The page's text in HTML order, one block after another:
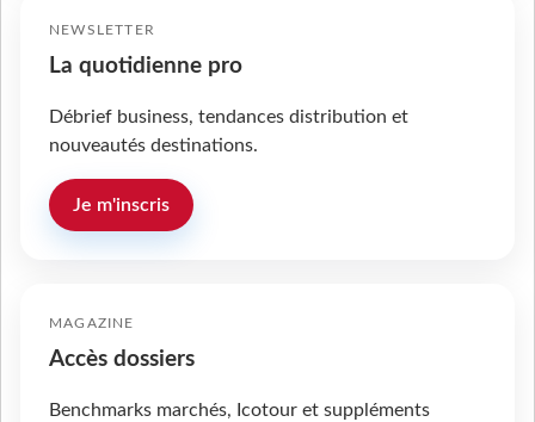
NEWSLETTER
La quotidienne pro
Débrief business, tendances distribution et
nouveautés destinations.
Je m'inscris
MAGAZINE
Accès dossiers
Benchmarks marchés, Icotour et suppléments